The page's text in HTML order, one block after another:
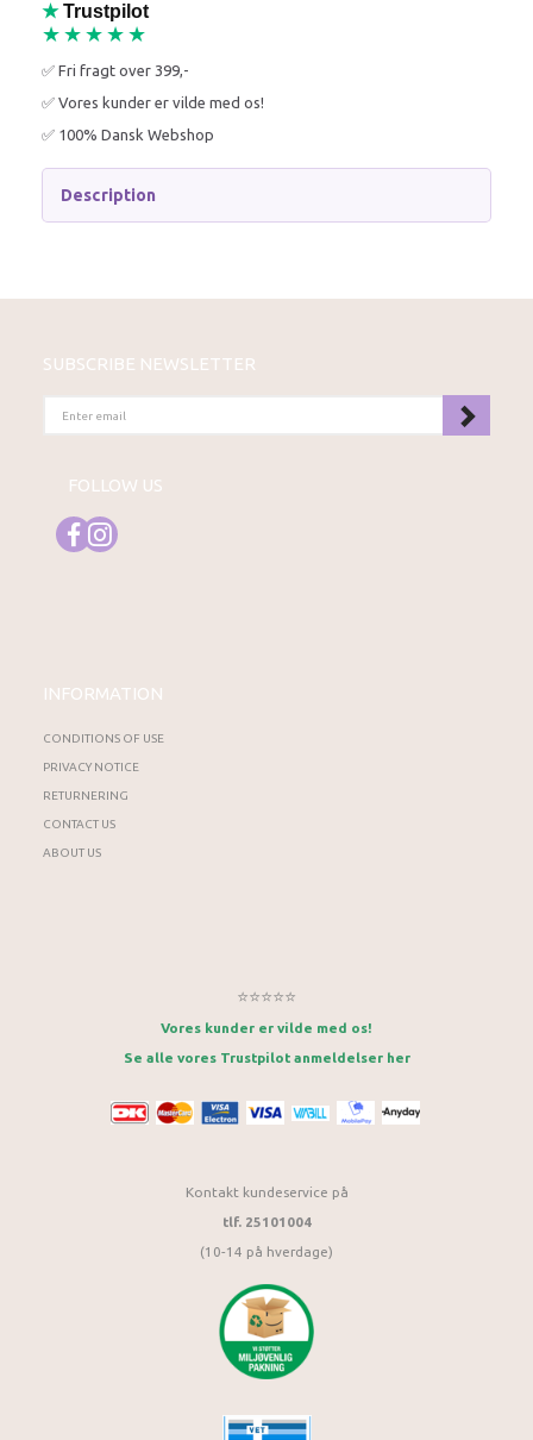
★ Trustpilot
★★★★★
✅ Fri fragt over 399,-
✅ Vores kunder er vilde med os!
✅ 100% Dansk Webshop
Description
SUBSCRIBE NEWSLETTER
EMAIL
FOLLOW US
INFORMATION
CONDITIONS OF USE
PRIVACY NOTICE
RETURNERING
CONTACT US
ABOUT US
⭐⭐⭐⭐⭐
Vores kunder er vilde med os!
Se alle vores Trustpilot anmeldelser her
Kontakt kundeservice på
tlf. 25101004
(10-14 på hverdage)